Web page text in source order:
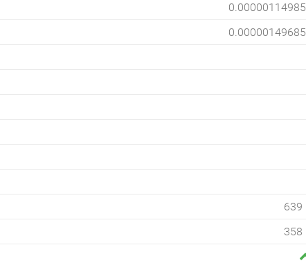
0.00000114985
0.00000149685
639
358